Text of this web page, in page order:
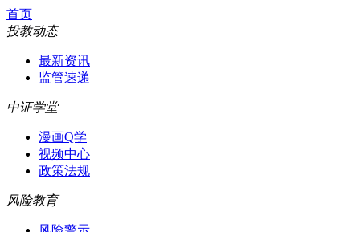
首页
投教动态
最新资讯
监管速递
中证学堂
漫画Q学
视频中心
政策法规
风险教育